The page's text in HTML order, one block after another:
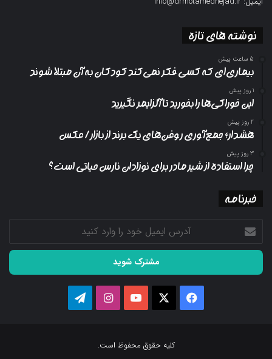
نوشته های تازه
5 ساعت پیش
بیماری‌ای که کسی فکر نمی‌کند کودکان به آن مبتلا شوند
1 روز پیش
این خوراکی‌ها را بخورید تا آلزایمر نگیرید
2 روز پیش
هشدار؛ جمع‌آوری روغن‌های یک برند از بازار/ عکس
3 روز پیش
چرا استفاده از شیر مادر برای نوزادان نارس حیاتی است؟
خبرنامه
آدرس
ایمیل
خود
وارد
فیسبوک ایکسیوتیوباینستاگرامتلگرام
کلیه حقوق محفوظ است.